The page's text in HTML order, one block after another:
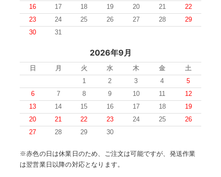
16
17 18 19 20 21
22
23
24 25 26 27 28
29
30
31
2026年9月
日 月 火 水 木 金
土
1
2 3 4
5
6
7 8 9 10 11
12
13
14 15 16 17 18
19
20
21 22 23 24 25
26
27
28 29 30
※赤色の日は休業日のため、ご注文は可能ですが、発送作業
は翌営業日以降の対応となります。